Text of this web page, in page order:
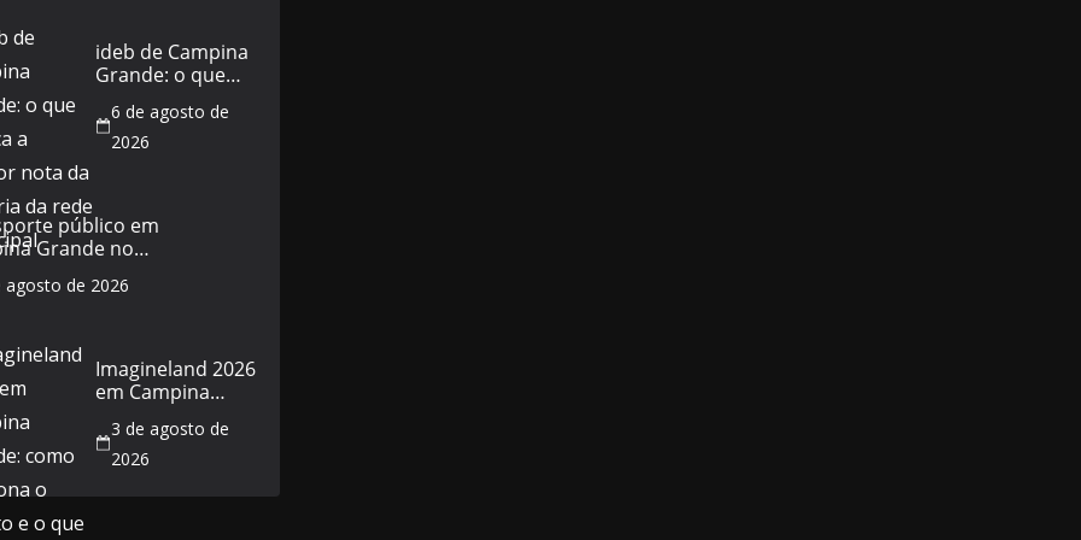
ideb de Campina
Grande: o que
nota da história
da rede municipal
6 de agosto de
2026
público em
Grande no
de 5 de agosto:
e o que
agosto de 2026
Imagineland 2026
em Campina
funciona o evento
e o que esperar
3 de agosto de
2026